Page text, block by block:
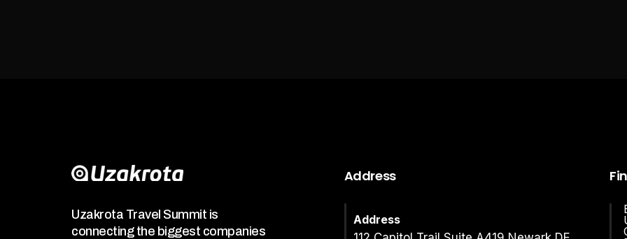
Uzakrota Travel Summit is
connecting the biggest companies
Address
Address